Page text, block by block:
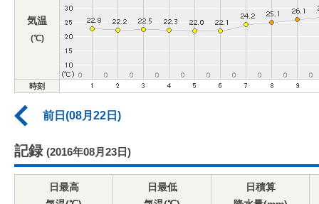
気温
(℃)
時刻
前日(08月22日)
記録 (2016年08月23日)
日最高
日最低
日積算